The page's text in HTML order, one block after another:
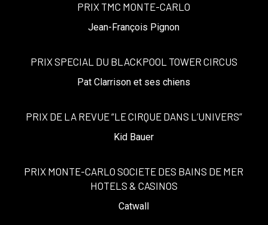
PRIX TMC MONTE-CARLO
Jean-François Pignon
PRIX SPECIAL DU BLACKPOOL TOWER CIRCUS
Pat Clarrison et ses chiens
PRIX DE LA REVUE “LE CIRQUE DANS L’UNIVERS”
Kid Bauer
PRIX MONTE-CARLO SOCIETE DES BAINS DE MER
HOTELS & CASINOS
Catwall